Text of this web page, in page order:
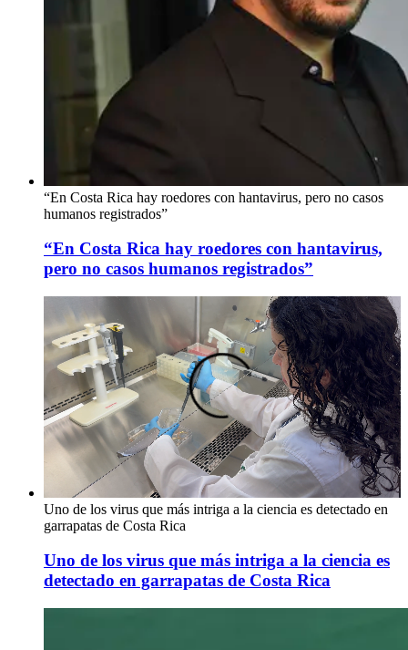
“En Costa Rica hay roedores con hantavirus, pero no casos
humanos registrados”
“En Costa Rica hay roedores con hantavirus,
pero no casos humanos registrados”
Uno de los virus que más intriga a la ciencia es detectado en
garrapatas de Costa Rica
Uno de los virus que más intriga a la ciencia es
detectado en garrapatas de Costa Rica